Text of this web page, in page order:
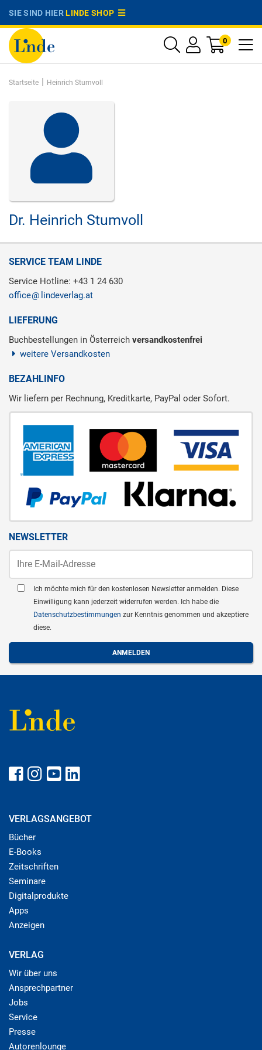
SIE SIND HIERLINDE SHOP
0
Startseite | Heinrich Stumvoll
Dr. Heinrich Stumvoll
SERVICE TEAM LINDE
Service Hotline: +43 1 24 630
office
lindeverlag.at
LIEFERUNG
Buchbestellungen in Österreich versandkostenfrei
weitere Versandkosten
BEZAHLINFO
Wir liefern per Rechnung, Kreditkarte, PayPal oder Sofort.
NEWSLETTER
Ich möchte mich für den kostenlosen Newsletter anmelden. Diese
Einwilligung kann jederzeit widerrufen werden. Ich habe die
Datenschutzbestimmungen zur Kenntnis genommen und akzeptiere
diese.
VERLAGSANGEBOT
Bücher
E-Books
Zeitschriften
Seminare
Digitalprodukte
Apps
Anzeigen
VERLAG
Wir über uns
Ansprechpartner
Jobs
Service
Presse
Autorenlounge